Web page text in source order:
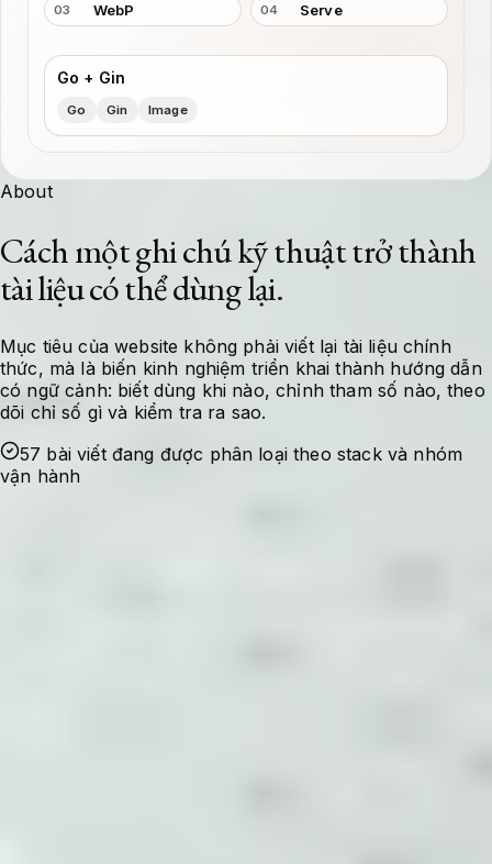
03 WebP 04 Serve
Go + Gin
Go Gin Image
About
Cách một ghi chú kỹ thuật trở thành
tài liệu có thể dùng lại.
Mục tiêu của website không phải viết lại tài liệu chính
thức, mà là biến kinh nghiệm triển khai thành hướng dẫn
có ngữ cảnh: biết dùng khi nào, chỉnh tham số nào, theo
dõi chỉ số gì và kiểm tra ra sao.
57 bài viết đang được phân loại theo stack và nhóm
vận hành